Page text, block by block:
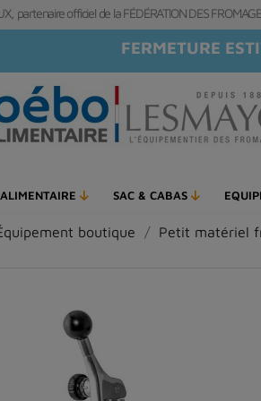
partenaire officiel de la FÉDÉRATION DES
FERMETURE
SAC & CABAS
boutique Petit matériel